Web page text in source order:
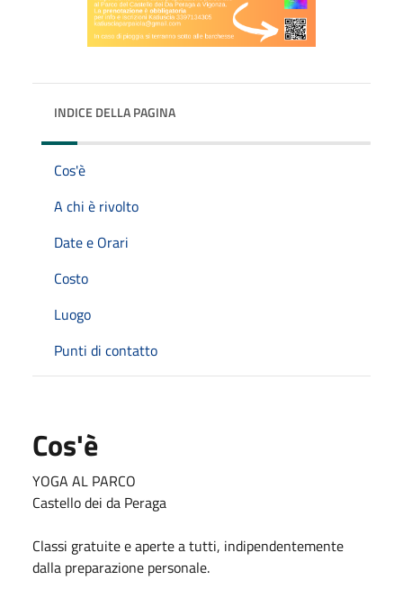
INDICE DELLA PAGINA
Cos'è
A chi è rivolto
Date e Orari
Costo
Luogo
Punti di contatto
Cos'è
YOGA AL PARCO
Castello dei da Peraga
Classi gratuite e aperte a tutti, indipendentemente
dalla preparazione personale.